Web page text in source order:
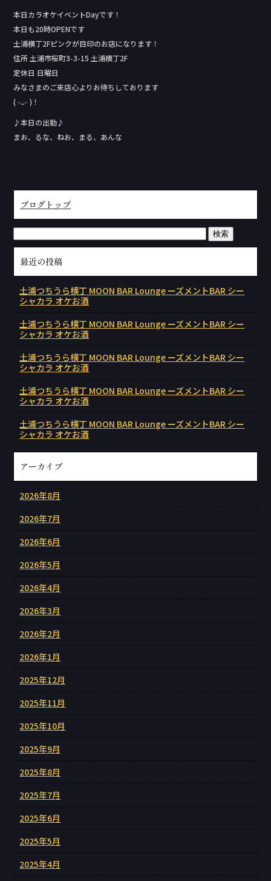
本日カラオケイベントDay‬です！
本日も20時OPENです
土浦横丁2Fピンクが目印のお店になります！
住所 土浦市桜町3-3-15 土浦横丁2F
定休日 日曜日
みなさまのご来店心よりお待ちしております
( ᵕᴗᵕ )！
♪本日の出勤♪
まお、るな、ねお、まる、あんな
ブログトップ
最近の投稿
土浦つちうら横丁 MOON BAR Lounge ーズメントBAR シー
シャカラ オケお酒
土浦つちうら横丁 MOON BAR Lounge ーズメントBAR シー
シャカラ オケお酒
土浦つちうら横丁 MOON BAR Lounge ーズメントBAR シー
シャカラ オケお酒
土浦つちうら横丁 MOON BAR Lounge ーズメントBAR シー
シャカラ オケお酒
土浦つちうら横丁 MOON BAR Lounge ーズメントBAR シー
シャカラ オケお酒
アーカイブ
2026年8月
2026年7月
2026年6月
2026年5月
2026年4月
2026年3月
2026年2月
2026年1月
2025年12月
2025年11月
2025年10月
2025年9月
2025年8月
2025年7月
2025年6月
2025年5月
2025年4月